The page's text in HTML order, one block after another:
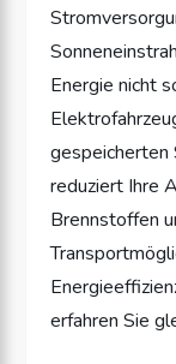
Energie nicht
gespeicherten
reduziert Ihre
Brennstoffen
erfahren Sie